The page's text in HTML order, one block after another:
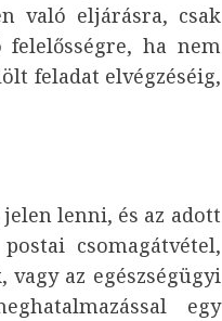
való eljárásra, csak
ha nem
feladat elvégzéséig,
lenni, és az adott
csomagátvétel,
az egészségügyi
egy